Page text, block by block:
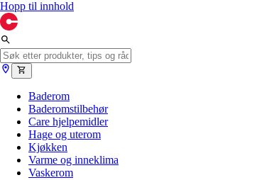
Hopp til innhold
Baderom
Baderomstilbehør
Care hjelpemidler
Hage og uterom
Kjøkken
Varme og inneklima
Vaskerom